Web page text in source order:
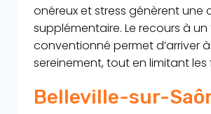
onéreux et stress génèrent une
supplémentaire. Le recours à un
conventionné permet d’arriver à
sereinement, tout en limitant les
Belleville-sur-